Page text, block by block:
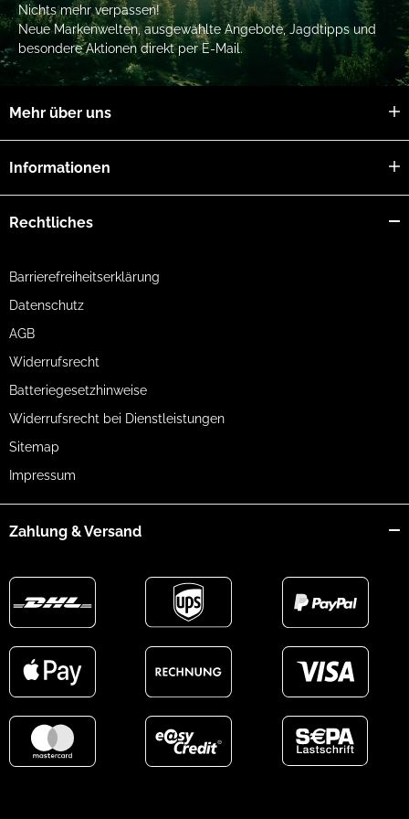
Nichts mehr verpassen!
Neue Markenwelten, ausgewählte Angebote, Jagdtipps und
besondere Aktionen direkt per E-Mail.
Mehr über uns
Informationen
Rechtliches
Barrierefreiheitserklärung
Datenschutz
AGB
Widerrufsrecht
Batteriegesetzhinweise
Widerrufsrecht bei Dienstleistungen
Sitemap
Impressum
Zahlung & Versand